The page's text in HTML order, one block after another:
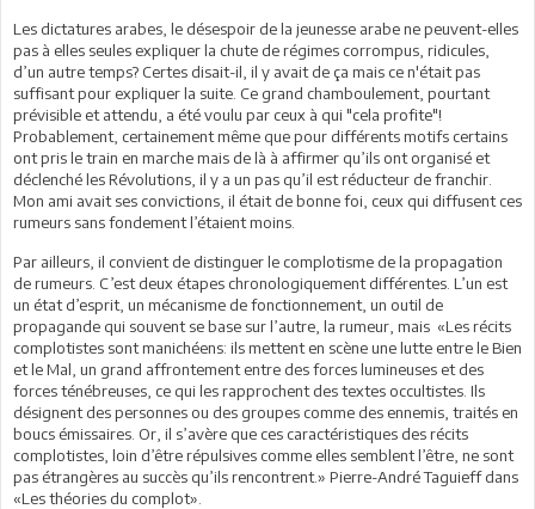
Les dictatures arabes, le désespoir de la jeunesse arabe ne peuvent-elles
pas à elles seules expliquer la chute de régimes corrompus, ridicules,
d’un autre temps? Certes disait-il, il y avait de ça mais ce n'était pas
suffisant pour expliquer la suite. Ce grand chamboulement, pourtant
prévisible et attendu, a été voulu par ceux à qui "cela profite"!
Probablement, certainement même que pour différents motifs certains
ont pris le train en marche mais de là à affirmer qu’ils ont organisé et
déclenché les Révolutions, il y a un pas qu’il est réducteur de franchir.
Mon ami avait ses convictions, il était de bonne foi, ceux qui diffusent ces
rumeurs sans fondement l’étaient moins.
Par ailleurs, il convient de distinguer le complotisme de la propagation
de rumeurs. C’est deux étapes chronologiquement différentes. L’un est
un état d’esprit, un mécanisme de fonctionnement, un outil de
propagande qui souvent se base sur l’autre, la rumeur, mais «Les récits
complotistes sont manichéens: ils mettent en scène une lutte entre le Bien
et le Mal, un grand affrontement entre des forces lumineuses et des
forces ténébreuses, ce qui les rapprochent des textes occultistes. Ils
désignent des personnes ou des groupes comme des ennemis, traités en
boucs émissaires. Or, il s’avère que ces caractéristiques des récits
complotistes, loin d’être répulsives comme elles semblent l’être, ne sont
pas étrangères au succès qu’ils rencontrent.» Pierre-André Taguieff dans
«Les théories du complot».